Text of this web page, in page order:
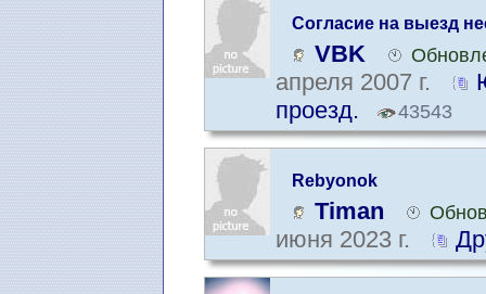
Согласие на выезд
VBK
апреля 2007 г.
проезд.
43543
Rebyonok
Timan
июня 2023 г.